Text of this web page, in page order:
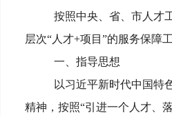
按照中央、省、市人才
层次“人才+项目”的服务保障
一、指导思想
以习近平新时代中国特
精神，按照“引进一个人才、